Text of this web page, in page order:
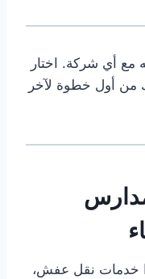
مع أي شركة. اختار
من أول خطوة لآخر
خدمات نقل عفش،